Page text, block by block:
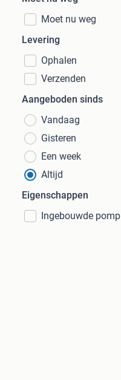
Moet nu weg
Levering
Ophalen
Verzenden
Aangeboden sinds
Vandaag
Gisteren
Een week
Altijd
Eigenschappen
Ingebouwde pomp